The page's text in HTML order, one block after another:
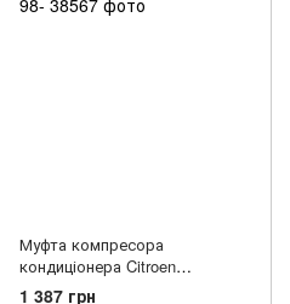
Муфта компресора
кондиціонера Citroen
C4/C5/Berlingo/Peugeot
1 387 грн